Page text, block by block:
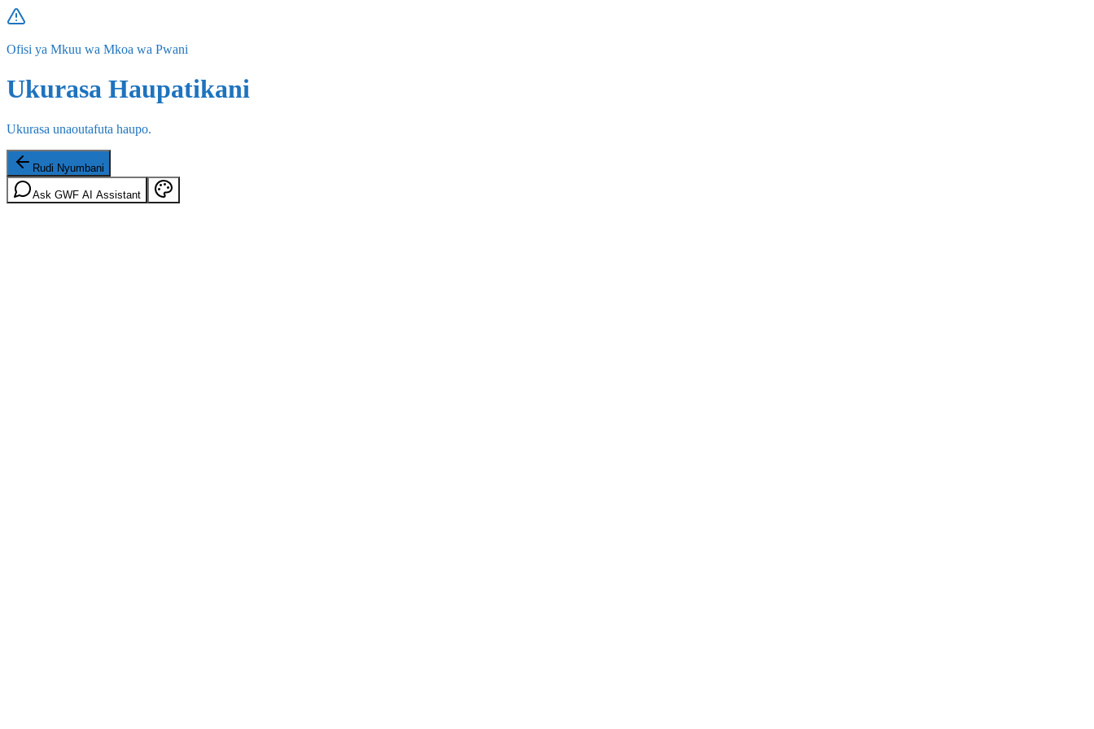
Ofisi ya Mkuu wa Mkoa wa Pwani
Ukurasa Haupatikani
Ukurasa unaoutafuta haupo.
Rudi Nyumbani
Ask GWF AI Assistant